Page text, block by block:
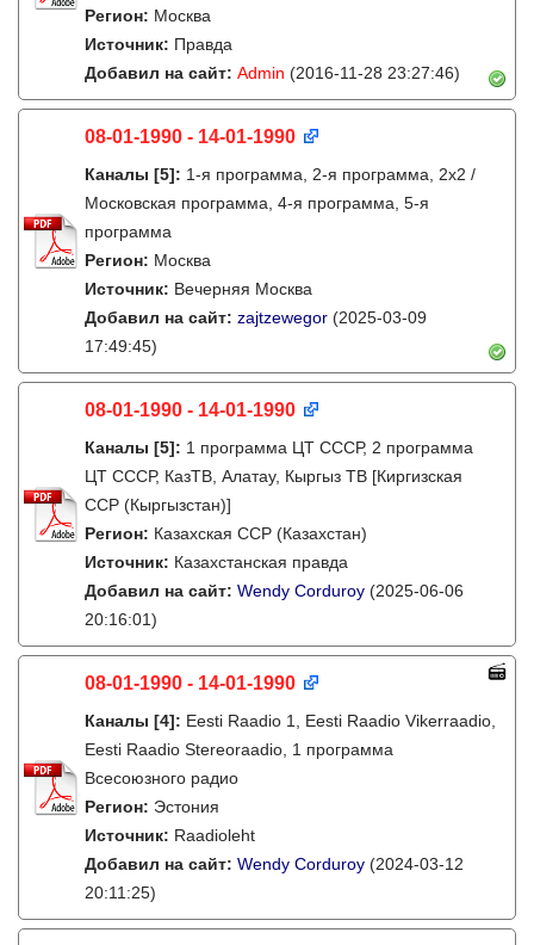
Регион: Москва
Источник: Правда
Добавил на сайт: Admin (2016-11-28 23:27:46)
08-01-1990 - 14-01-1990
Каналы [5]: 1-я программа, 2-я программа, 2х2 /
Московская программа, 4-я программа, 5-я
программа
Регион: Москва
Источник: Вечерняя Москва
Добавил на сайт: zajtzewegor (2025-03-09
17:49:45)
08-01-1990 - 14-01-1990
Каналы [5]: 1 программа ЦТ СССР, 2 программа
ЦТ СССР, КазТВ, Алатау, Кыргыз ТВ [Киргизская
ССР (Кыргызстан)]
Регион: Казахская ССР (Казахстан)
Источник: Казахстанская правда
Добавил на сайт: Wendy Corduroy (2025-06-06
20:16:01)
08-01-1990 - 14-01-1990
Каналы [4]: Eesti Raadio 1, Eesti Raadio Vikerraadio,
Eesti Raadio Stereoraadio, 1 программа
Всесоюзного радио
Регион: Эстония
Источник: Raadioleht
Добавил на сайт: Wendy Corduroy (2024-03-12
20:11:25)